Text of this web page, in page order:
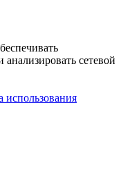
сетевой
использования